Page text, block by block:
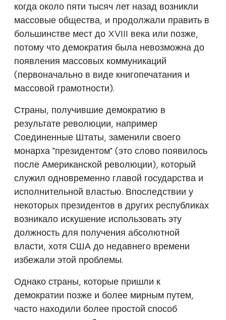
когда около пяти тысяч лет назад возникли
массовые общества, и продолжали править в
большинстве мест до XVIII века или позже,
потому что демократия была невозможна до
появления массовых коммуникаций
(первоначально в виде книгопечатания и
массовой грамотности).
Страны, получившие демократию в
результате революции, например
Соединенные Штаты, заменили своего
монарха "президентом" (это слово появилось
после Американской революции), который
служил одновременно главой государства и
исполнительной властью. Впоследствии у
некоторых президентов в других республиках
возникало искушение использовать эту
должность для получения абсолютной
власти, хотя США до недавнего времени
избежали этой проблемы.
Однако страны, которые пришли к
демократии позже и более мирным путем,
часто находили более простой способ